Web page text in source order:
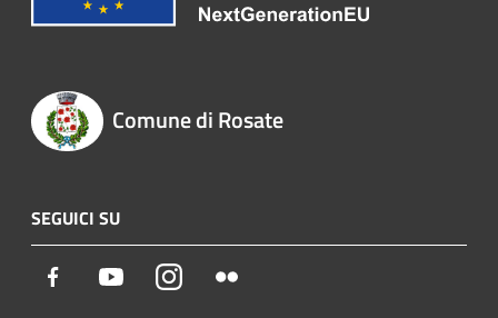
Comune di Rosate
SEGUICI SU
Facebook YoutubeInstagram